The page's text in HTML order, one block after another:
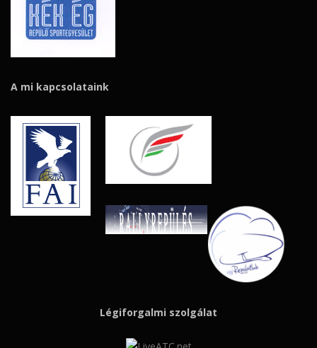
A mi kapcsolataink
Légiforgalmi szolgálat